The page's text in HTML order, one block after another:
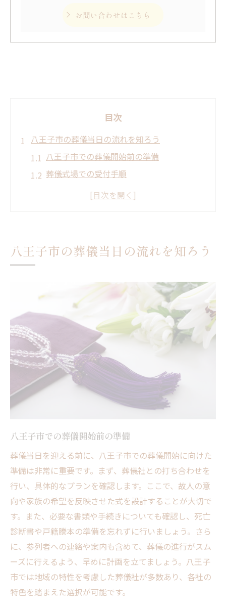
お問い合わせはこちら
目次
八王子市の葬儀当日の流れを知ろう
八王子市での葬儀開始前の準備
葬儀式場での受付手順
参列者への挨拶と案内
葬儀後の後片付けと帰宅
八王子市での葬儀準備に必要なポイント
八王子市での式場選びのポイント
供花や供物の手配方法
葬儀費用の見積もりと予算管理
親族への連絡と参列調整
宗教儀式の準備と相談
信頼できる葬儀社を選ぶための八王子市のガイ
ド
地元で評判の葬儀社の探し方
葬儀社のサービス内容と比較
サポート体制の見極め方
八王子市での口コミとレビューの活用
葬儀社選びで避けるべき落とし穴
八王子市の地域特性を活かした葬儀プランの選
び方
地元文化に根ざした葬儀スタイル
自然を取り入れた式場の選択
八王子市独自の葬儀習慣
地域の特産品を使った供物選び
八王子市の葬儀当日の流れを知ろう
八王子市での葬儀開始前の準備
葬儀当日を迎える前に、八王子市での葬儀開始に向けた
準備は非常に重要です。まず、葬儀社との打ち合わせを
行い、具体的なプランを確認します。ここで、故人の意
向や家族の希望を反映させた式を設計することが大切で
す。また、必要な書類や手続きについても確認し、死亡
診断書や戸籍謄本の準備を忘れずに行いましょう。さら
に、参列者への連絡や案内も含めて、葬儀の進行がスム
ーズに行えるよう、早めに計画を立てましょう。八王子
市では地域の特性を考慮した葬儀社が多数あり、各社の
特色を踏まえた選択が可能です。